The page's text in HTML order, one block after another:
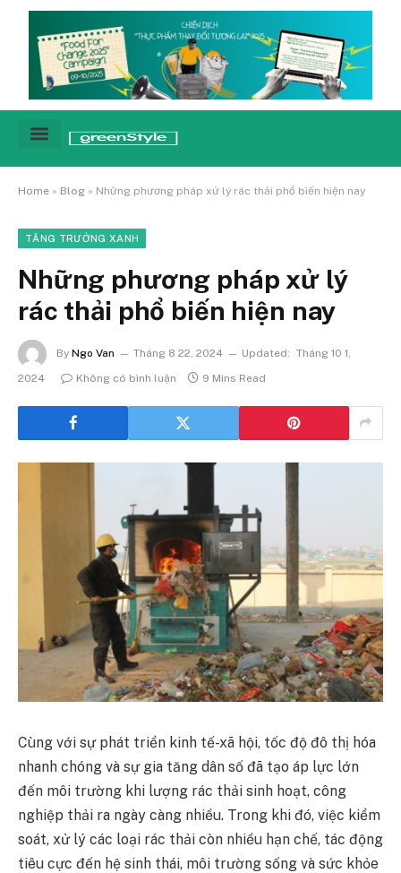
Home » Blog » Những phương pháp xử lý rác thải phổ biến hiện nay
TĂNG TRƯỞNG XANH
Những phương pháp xử lý
rác thải phổ biến hiện nay
By Ngo Van Tháng 8 22, 2024 Updated: Tháng 10 1,
2024
Không có bình luận 9 Mins Read
Cùng với sự phát triển kinh tế-xã hội, tốc độ đô thị hóa
nhanh chóng và sự gia tăng dân số đã tạo áp lực lớn
đến môi trường khi lượng rác thải sinh hoạt, công
nghiệp thải ra ngày càng nhiều. Trong khi đó, việc kiểm
soát, xử lý các loại rác thải còn nhiều hạn chế, tác động
tiêu cực đến hệ sinh thái, môi trường sống và sức khỏe